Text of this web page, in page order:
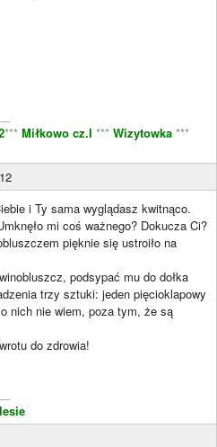
*** Miłkowo cz.I *** Wizytowka ***
i Ty sama wyglądasz kwitnąco.
mi coś ważnego? Dokucza Ci?
pięknie się ustroiło na
podsypać mu do dołka
trzy sztuki: jeden pięcioklapowy
nich nie wiem, poza tym, że są
do zdrowia!